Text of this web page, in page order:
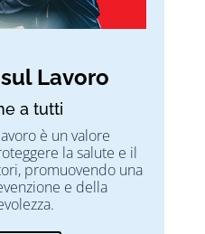
Lavoro
a tutti
è un valore
la salute e il
promuovendo una
e della